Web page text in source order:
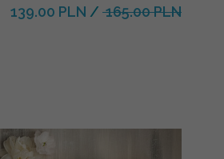
139.00 PLN / 165.00 PLN